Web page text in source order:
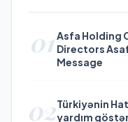
01Asfa Holding
Directors
Message
02Türkiyənin
yardım